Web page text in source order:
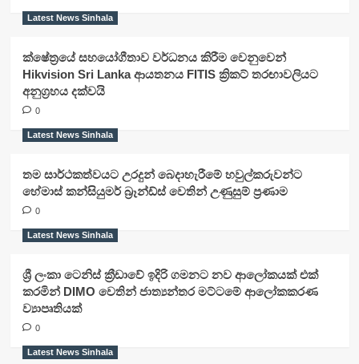
Latest News Sinhala
ක්ෂේත්‍රයේ සහයෝගීතාව වර්ධනය කිරීම වෙනුවෙන්
Hikvision Sri Lanka ආයතනය FITIS ක්‍රිකට් තරඟාවලියට
අනුග්‍රහය දක්වයි
0
Latest News Sinhala
තම සාර්ථකත්වයට උරදුන් බෙදාහැරීමේ හවුල්කරුවන්ට
හේමාස් කන්සියුමර් බ්‍රෑන්ඩ්ස් වෙතින් උණුසුම් ප්‍රණාම
0
Latest News Sinhala
ශ්‍රී ලංකා ටෙනිස් ක්‍රීඩාවේ ඉදිරි ගමනට නව ආලෝකයක් එක්
කරමින් DIMO වෙතින් ජාත්‍යන්තර මට්ටමේ ආලෝකකරණ
ව්‍යාපෘතියක්
0
Latest News Sinhala